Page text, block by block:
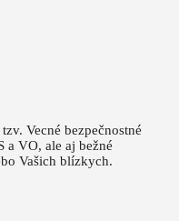
Vecné bezpečnostné
a VO, ale aj bežné
Vašich blízkych.